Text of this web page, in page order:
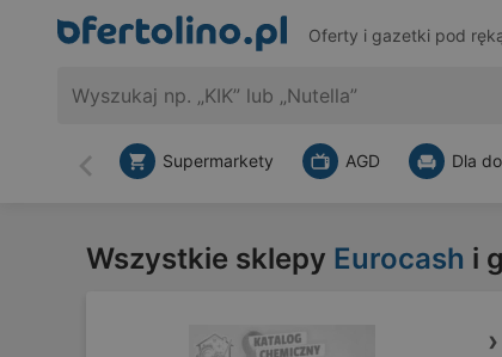
Oferty i gazetki pod
Wstecz
Supermarkety AGD Dla
Wszystkie sklepy Eurocash i